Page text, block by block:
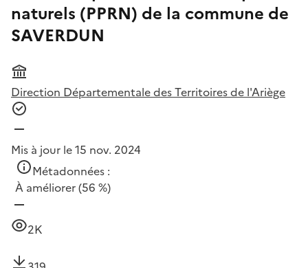
naturels (PPRN) de la commune de
SAVERDUN
Direction Départementale des Territoires de l'Ariège
Mis à jour le 15 nov. 2024
Métadonnées :
À améliorer(56 %)
2K